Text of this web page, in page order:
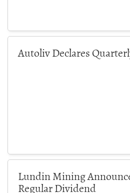
Autoliv Declares
Lundin Mining
Regular Dividend